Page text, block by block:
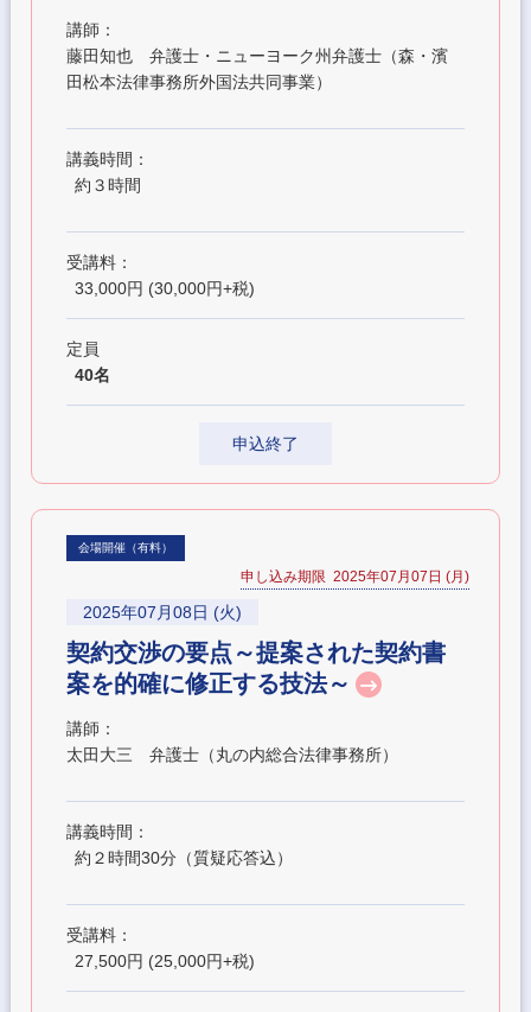
講師：
藤田知也 弁護士・ニューヨーク州弁護士（森・濱
田松本法律事務所外国法共同事業）
講義時間：
約３時間
受講料：
33,000円 (30,000円+税)
定員
40名
申込終了
会場開催（有料）
申し込み期限 2025年07月07日 (月)
2025年07月08日 (火)
契約交渉の要点～提案された契約書
案を的確に修正する技法～
講師：
太田大三 弁護士（丸の内総合法律事務所）
講義時間：
約２時間30分（質疑応答込）
受講料：
27,500円 (25,000円+税)